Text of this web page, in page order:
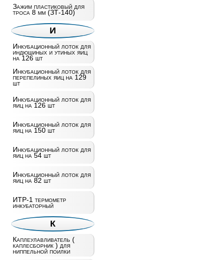
Зажим пластиковый для
троса 8 мм (ЗТ-140)
И
Инкубационный лоток для
индюшиных и утиных яиц
на 126 шт
Инкубационный лоток для
перепелиных яиц на 129
шт
Инкубационный лоток для
яиц на 126 шт
Инкубационный лоток для
яиц на 150 шт
Инкубационный лоток для
яиц на 54 шт
Инкубационный лоток для
яиц на 82 шт
ИТР-1 термометр
инкубаторный
К
Каплеулавливатель (
каплесборник ) для
ниппельной поилки